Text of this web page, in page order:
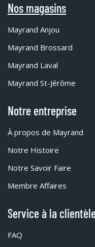
Nos magasins
Mayrand Anjou
Mayrand Brossard
Mayrand Laval
Mayrand St-Jérôme
Notre entreprise
À propos de Mayrand
Notre Histoire
Notre Savoir Faire
Membre Affaires
Service à la clientèle
FAQ